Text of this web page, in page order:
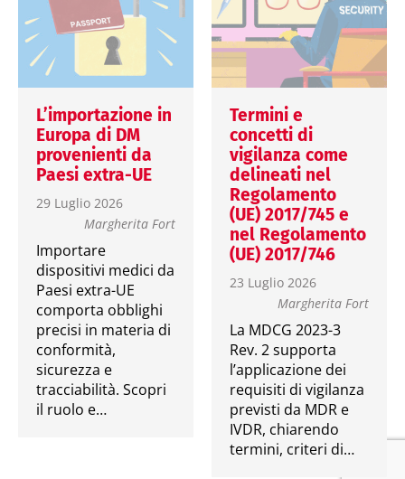
L’importazione in
Europa di DM
provenienti da
Paesi extra-UE
29 Luglio 2026
Margherita Fort
Importare
dispositivi medici da
Paesi extra-UE
comporta obblighi
precisi in materia di
conformità,
sicurezza e
tracciabilità. Scopri
il ruolo e…
Termini e
concetti di
vigilanza come
delineati nel
Regolamento
(UE) 2017/745 e
nel Regolamento
(UE) 2017/746
23 Luglio 2026
Margherita Fort
La MDCG 2023-3
Rev. 2 supporta
l’applicazione dei
requisiti di vigilanza
previsti da MDR e
IVDR, chiarendo
termini, criteri di…